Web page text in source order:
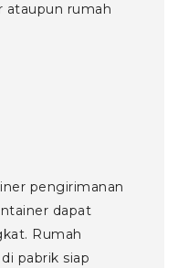
ataupun rumah
pengirimanan
dapat
Rumah
pabrik siap